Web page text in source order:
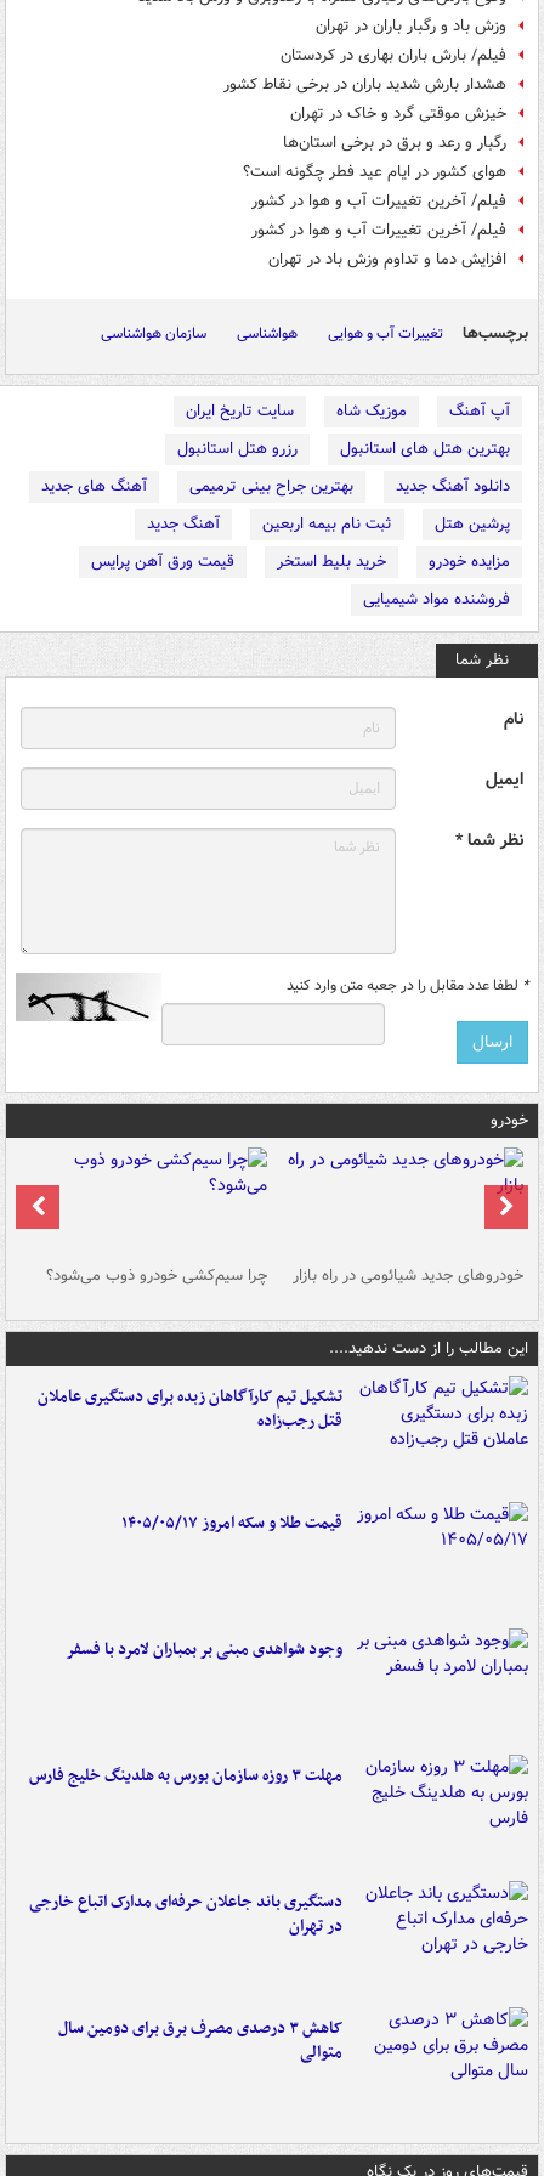
وزش باد و رگبار باران در تهران
فیلم/ بارش باران بهاری در کردستان
هشدار بارش شدید باران در برخی نقاط کشور
خیزش موقتی گرد و خاک در تهران
رگبار و رعد و برق در برخی استان‌ها
هوای کشور در ایام عید فطر چگونه است؟
فیلم/ آخرین تغییرات آب و هوا در کشور
فیلم/ آخرین تغییرات آب و هوا در کشور
افزایش دما و تداوم وزش باد در تهران
برچسب‌ها تغییرات آب و هوایی هواشناسی سازمان هواشناسی
آپ آهنگ موزیک شاه
سایت تاریخ ایران
بهترین هتل های استانبول
رزرو هتل استانبول
دانلود آهنگ جدید
بهترین جراح بینی ترمیمی
آهنگ های جدید
پرشین هتل
ثبت نام بیمه اربعین
آهنگ جدید
مزایده خودرو
خرید بلیط استخر
قیمت ورق آهن پرایس
فروشنده مواد شیمیایی
نظر شما
نام
ایمیل
نظر شما *
* لطفا عدد مقابل را در جعبه متن وارد کنید
خودرو
خودروهای جدید شیائومی در راه بازار چرا سیم‌کشی خودرو ذوب می‌شود؟
این مطالب را از دست ندهید....
تشکیل تیم کارآگاهان زبده برای دستگیری عاملان
قتل رجب‌زاده
قیمت طلا و سکه امروز ۱۴۰۵/۰۵/۱۷
وجود شواهدی مبنی بر بمباران لامرد با فسفر
مهلت ۳ روزه سازمان بورس به هلدینگ خلیج فارس
دستگیری باند جاعلان حرفه‌ای مدارک اتباع خارجی
در تهران
کاهش ۳ درصدی مصرف برق برای دومین سال
متوالی